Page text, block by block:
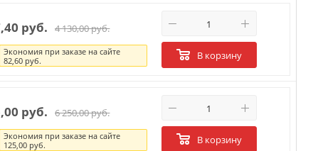
руб. 4 130,00 руб.
Экономия при заказе на сайте
82,60 руб.
В корзину
руб. 6 250,00 руб.
Экономия при заказе на сайте
125,00 руб.
В корзину